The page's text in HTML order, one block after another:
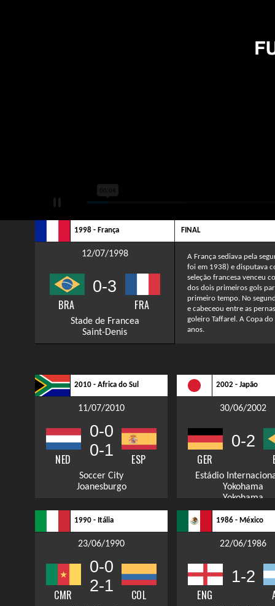
1998 - França FINAL
12/07/1998
BRA
0-3
FRA
Stade de Francea
Saint-Denis
A França sediava pela
foi em 1938) e disputava
seleção francesa venceu
dos dois primeiros gols
primeiro tempo. No
e cabeceou entre as
goleiro Taffarel. A Copa
anos.
2010 - Africa do Sul
11/07/2010
NED
0-0
0-1
ESP
Soccer City
Joanesburgo
2002 - Japão
30/06/2002
GER
0-2
Estádio
Yokohama
Yokohama
1990 - Itália
23/06/1990
CMR
0-0
2-1
COL
1986 - México
22/06/1986
ENG
1-2